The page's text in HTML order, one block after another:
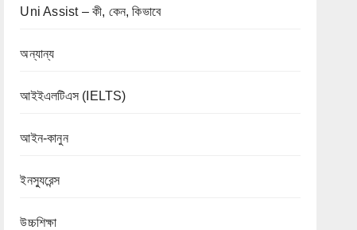
Uni Assist – কী, কেন, কিভাবে
অন্যান্য
আইইএলটিএস (IELTS)
আইন-কানুন
ইনস্যুরেন্স
উচ্চশিক্ষা